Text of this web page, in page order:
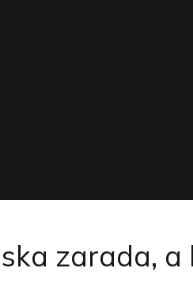
zarada,